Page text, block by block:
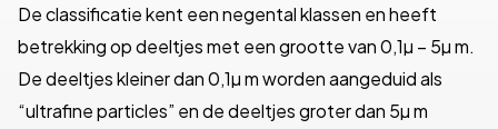
De classificatie kent een negental klassen en heeft
betrekking op deeltjes met een grootte van 0,1µ – 5µ m.
De deeltjes kleiner dan 0,1µ m worden aangeduid als
“ultrafine particles” en de deeltjes groter dan 5µ m